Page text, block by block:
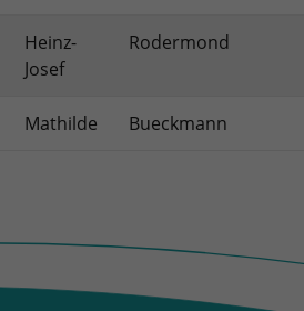
Heinz-
Josef
Rodermond
Mathilde Bueckmann